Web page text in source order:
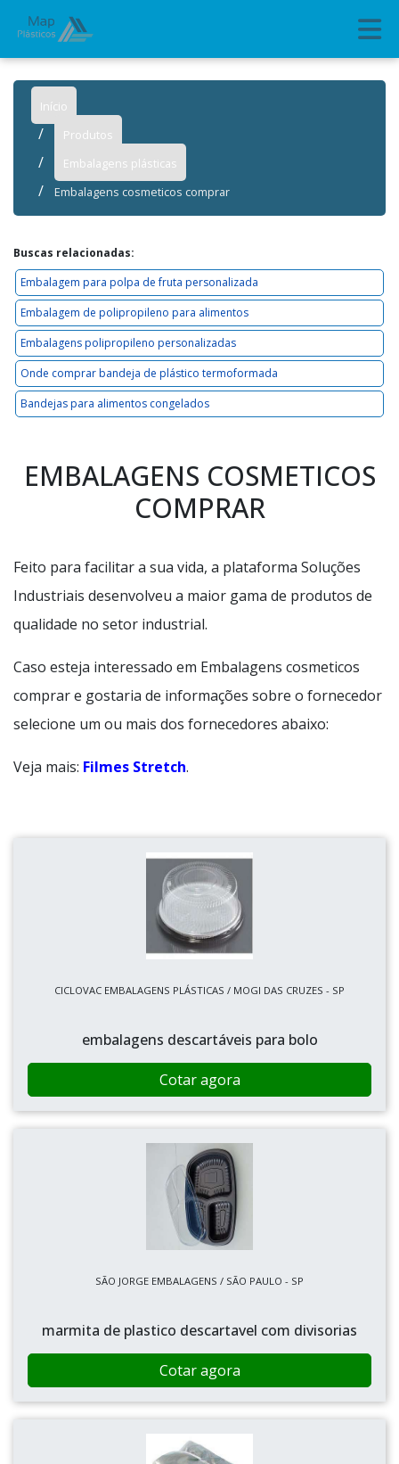
Início
Produtos
Embalagens plásticas
Embalagens cosmeticos comprar
Buscas relacionadas:
Embalagem para polpa de fruta personalizada
Embalagem de polipropileno para alimentos
Embalagens polipropileno personalizadas
Onde comprar bandeja de plástico termoformada
Bandejas para alimentos congelados
EMBALAGENS COSMETICOS
COMPRAR
Feito para facilitar a sua vida, a plataforma Soluções
Industriais desenvolveu a maior gama de produtos de
qualidade no setor industrial.
Caso esteja interessado em Embalagens cosmeticos
comprar e gostaria de informações sobre o fornecedor
selecione um ou mais dos fornecedores abaixo:
Veja mais: Filmes Stretch.
CICLOVAC EMBALAGENS PLÁSTICAS / MOGI DAS CRUZES - SP
embalagens descartáveis para bolo
Cotar agora
SÃO JORGE EMBALAGENS / SÃO PAULO - SP
marmita de plastico descartavel com divisorias
Cotar agora